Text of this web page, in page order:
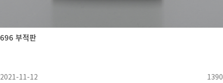
696 부적판
2021-11-12 1390